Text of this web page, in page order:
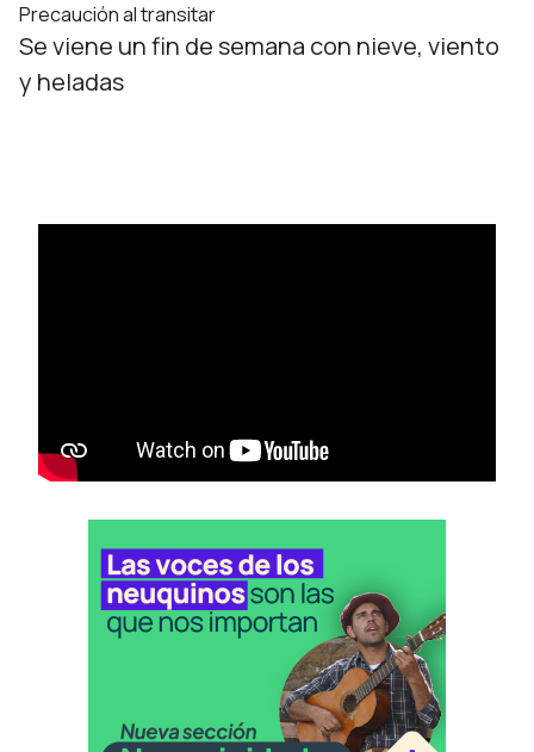
Precaución al transitar
Se viene un fin de semana con nieve, viento
y heladas